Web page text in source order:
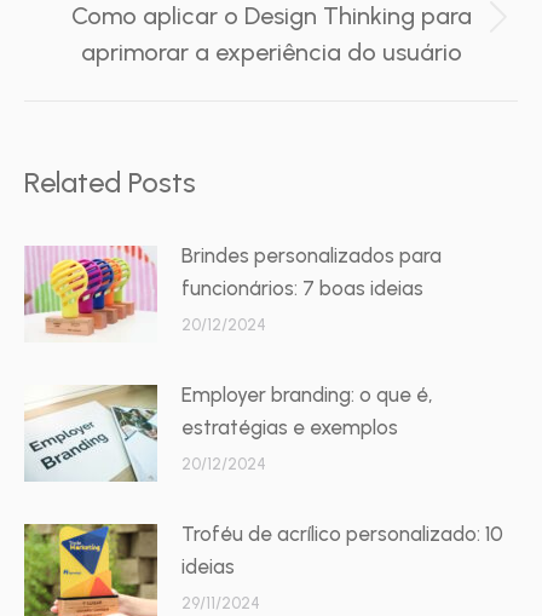
Próximo
post:
Como aplicar o Design Thinking para
aprimorar a experiência do usuário
Related Posts
Brindes personalizados para
funcionários: 7 boas ideias
20/12/2024
Employer branding: o que é,
estratégias e exemplos
20/12/2024
Troféu de acrílico personalizado: 10
ideias
29/11/2024